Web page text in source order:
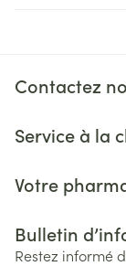
Contactez
Service à la
Votre
Bulletin
Restez informé